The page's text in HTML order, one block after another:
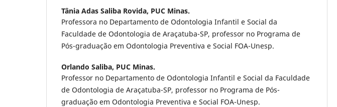
Tânia Adas Saliba Rovida, PUC Minas.
Professora no Departamento de Odontologia Infantil e Social da
Faculdade de Odontologia de Araçatuba-SP, professor no Programa de
Pós-graduação em Odontologia Preventiva e Social FOA-Unesp.
Orlando Saliba, PUC Minas.
Professor no Departamento de Odontologia Infantil e Social da Faculdade
de Odontologia de Araçatuba-SP, professor no Programa de Pós-
graduação em Odontologia Preventiva e Social FOA-Unesp.